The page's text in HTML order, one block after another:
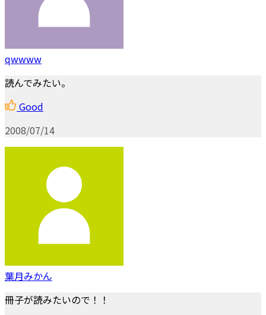
qwwww
読んでみたい。
Good
2008/07/14
葉月みかん
冊子が読みたいので！！